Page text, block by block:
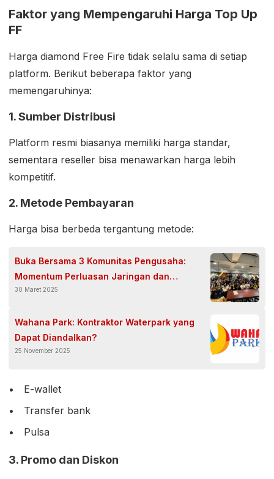
Faktor yang Mempengaruhi Harga Top Up
FF
Harga diamond Free Fire tidak selalu sama di setiap
platform. Berikut beberapa faktor yang
memengaruhinya:
1. Sumber Distribusi
Platform resmi biasanya memiliki harga standar,
sementara reseller bisa menawarkan harga lebih
kompetitif.
2. Metode Pembayaran
Harga bisa berbeda tergantung metode:
Buka Bersama 3 Komunitas Pengusaha:
Momentum Perluasan Jaringan dan
Kemitraan Bisnis
30 Maret 2025
Wahana Park: Kontraktor Waterpark yang
Dapat Diandalkan?
25 November 2025
E-wallet
Transfer bank
Pulsa
3. Promo dan Diskon